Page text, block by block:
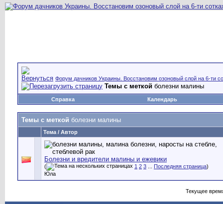
Форум дачников Украины. Восстановим озоновый слой на 6-ти
Темы с меткой болезни малины
Справка Календарь
Темы с меткой болезни малины
Тема / Автор
Болезни и вредители малины и ежевики
( 1 2 3 Последняя страница)
Юла
Текущее